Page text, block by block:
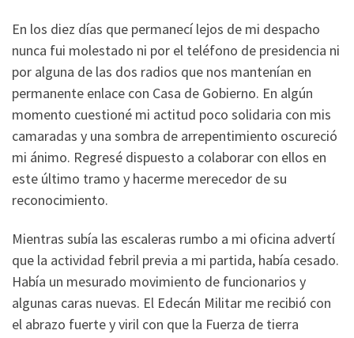
En los diez días que permanecí lejos de mi despacho
nunca fui molestado ni por el teléfono de presidencia ni
por alguna de las dos radios que nos mantenían en
permanente enlace con Casa de Gobierno. En algún
momento cuestioné mi actitud poco solidaria con mis
camaradas y una sombra de arrepentimiento oscureció
mi ánimo. Regresé dispuesto a colaborar con ellos en
este último tramo y hacerme merecedor de su
reconocimiento.
Mientras subía las escaleras rumbo a mi oficina advertí
que la actividad febril previa a mi partida, había cesado.
Había un mesurado movimiento de funcionarios y
algunas caras nuevas. El Edecán Militar me recibió con
el abrazo fuerte y viril con que la Fuerza de tierra